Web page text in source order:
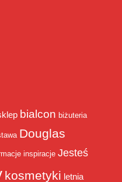
bialcon biżuteria
Douglas
inspiracje Jesteś
kosmetyki letnia